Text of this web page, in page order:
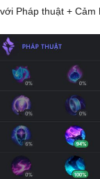
với Pháp thuật + Cảm